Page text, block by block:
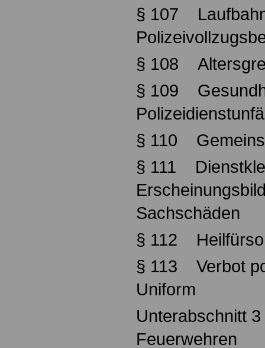
§ 107
§ 108
§ 109
§ 110
§ 111
Sachschäden
§ 112
§ 113 Verbot
Uniform
Unterabschnitt 3
Feuerwehren